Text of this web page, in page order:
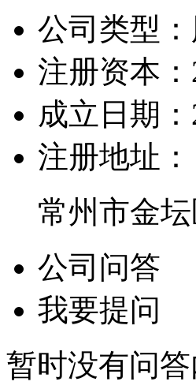
公司类型：
注册资本：
成立日期：
注册地址：
常州市金
公司问答
我要提问
暂时没有问